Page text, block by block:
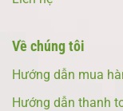
Về chúng tôi
Hướng dẫn mua
Hướng dẫn thanh